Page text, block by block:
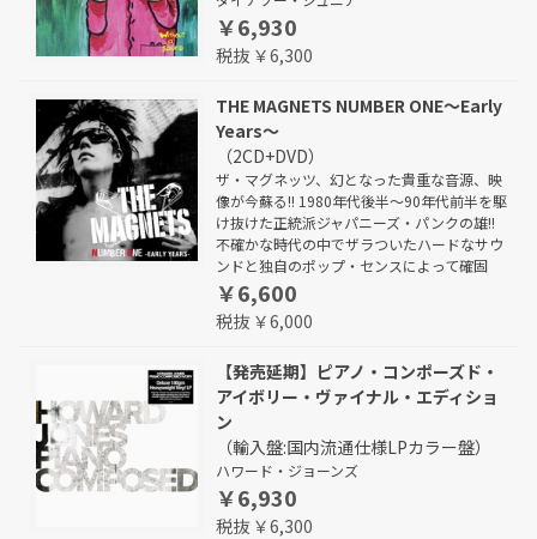
￥6,930
税抜 ￥6,300
THE MAGNETS NUMBER ONE～Early
Years～
（2CD+DVD）
ザ・マグネッツ、幻となった貴重な音源、映
像が今蘇る!! 1980年代後半～90年代前半を駆
け抜けた正統派ジャパニーズ・パンクの雄!!
不確かな時代の中でザラついたハードなサウ
ンドと独自のポップ・センスによって確固
￥6,600
税抜 ￥6,000
【発売延期】ピアノ・コンポーズド・
アイボリー・ヴァイナル・エディショ
ン
（輸入盤:国内流通仕様LPカラー盤）
ハワード・ジョーンズ
￥6,930
税抜 ￥6,300